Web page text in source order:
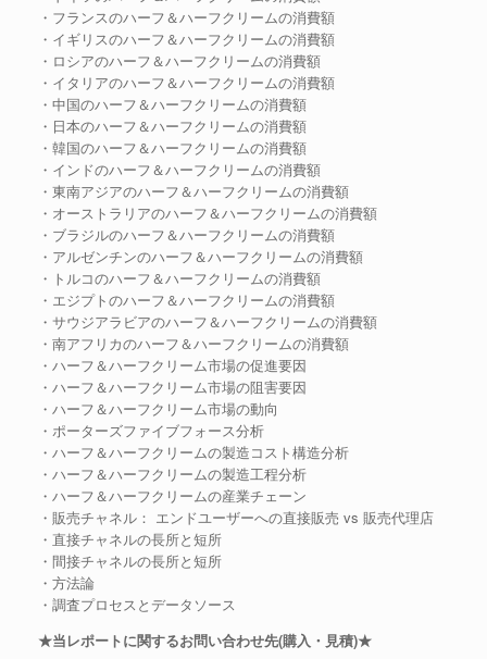
・フランスのハーフ＆ハーフクリームの消費額
・イギリスのハーフ＆ハーフクリームの消費額
・ロシアのハーフ＆ハーフクリームの消費額
・イタリアのハーフ＆ハーフクリームの消費額
・中国のハーフ＆ハーフクリームの消費額
・日本のハーフ＆ハーフクリームの消費額
・韓国のハーフ＆ハーフクリームの消費額
・インドのハーフ＆ハーフクリームの消費額
・東南アジアのハーフ＆ハーフクリームの消費額
・オーストラリアのハーフ＆ハーフクリームの消費額
・ブラジルのハーフ＆ハーフクリームの消費額
・アルゼンチンのハーフ＆ハーフクリームの消費額
・トルコのハーフ＆ハーフクリームの消費額
・エジプトのハーフ＆ハーフクリームの消費額
・サウジアラビアのハーフ＆ハーフクリームの消費額
・南アフリカのハーフ＆ハーフクリームの消費額
・ハーフ＆ハーフクリーム市場の促進要因
・ハーフ＆ハーフクリーム市場の阻害要因
・ハーフ＆ハーフクリーム市場の動向
・ポーターズファイブフォース分析
・ハーフ＆ハーフクリームの製造コスト構造分析
・ハーフ＆ハーフクリームの製造工程分析
・ハーフ＆ハーフクリームの産業チェーン
・販売チャネル： エンドユーザーへの直接販売 vs 販売代理店
・直接チャネルの長所と短所
・間接チャネルの長所と短所
・方法論
・調査プロセスとデータソース
★当レポートに関するお問い合わせ先(購入・見積)★